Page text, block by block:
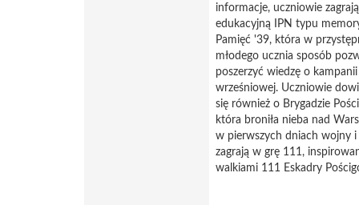
informacje, uczniowie
edukacyjną IPN typu
Pamięć '39, która w
młodego ucznia sposób
poszerzyć wiedzę o kampanii
wrześniowej. Uczniowie
się również o Brygadzie
która broniła nieba nad
w pierwszych dniach wojny i
zagrają w grę 111,
walkiami 111 Eskadry